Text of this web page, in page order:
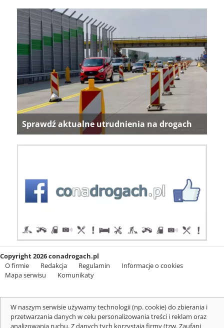
Sprawdź aktualne utrudnienia na drogach
Copyright 2026 conadrogach.pl
O firmie
Redakcja Regulamin
Informacje o cookies
Mapa serwisu
Komunikaty
W naszym serwisie używamy technologii (np. cookie) do zbierania i
przetwarzania danych w celu personalizowania treści i reklam oraz
analizowania ruchu. Z danych tych korzystają firmy (tzw. Zaufani